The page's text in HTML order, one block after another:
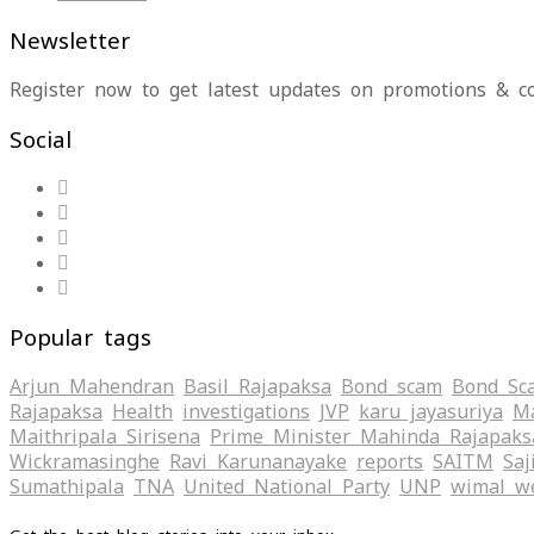
Newsletter
Register now to get latest updates on promotions &
Social
Popular tags
Arjun Mahendran Basil Rajapaksa Bond scam Bond
Rajapaksa Health investigations JVP karu jayasuriya
Maithripala Sirisena Prime Minister Mahinda
Wickramasinghe Ravi Karunanayake reports SAITM
Sumathipala TNA United National Party UNP wimal